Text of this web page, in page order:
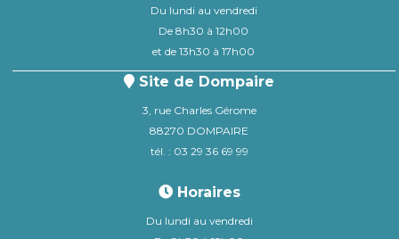
Du lundi au vendredi
De 8h30 à 12h00
et de 13h30 à 17h00
Site de Dompaire
3, rue Charles Gérome
88270 DOMPAIRE
tél. : 03 29 36 69 99
Horaires
Du lundi au vendredi